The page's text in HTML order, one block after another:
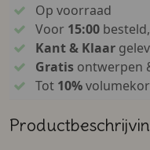
Op voorraad
Voor 15:00
Kant & Klaar
Gratisontwerpen
Tot 10%